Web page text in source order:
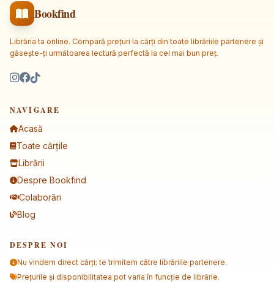
Bookfind
Librăria ta online. Compară prețuri la cărți din toate librăriile partenere și
găsește-ți următoarea lectură perfectă la cel mai bun preț.
NAVIGARE
Acasă
Toate cărțile
Librării
Despre Bookfind
Colaborări
Blog
DESPRE NOI
Nu vindem direct cărți; te trimitem către librăriile partenere.
Prețurile și disponibilitatea pot varia în funcție de librărie.